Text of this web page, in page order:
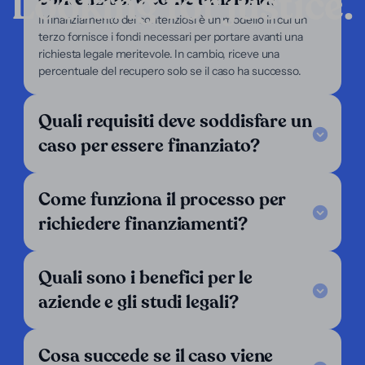
Il finanziamento dei contenziosi è un modello in cui un
terzo fornisce i fondi necessari per portare avanti una
richiesta legale meritevole. In cambio, riceve una
percentuale del recupero solo se il caso ha successo.
Quali requisiti deve soddisfare un
caso per essere finanziato?
Come funziona il processo per
richiedere finanziamenti?
Quali sono i benefici per le
aziende e gli studi legali?
Cosa succede se il caso viene
Azienda
I nostri servizi
Il nostro focus
Chi siamo
Supporto
I nostri criteri
Contattaci
Seguici
LinkedIn
Operiamo in:
Bolivia
Brasile Cile